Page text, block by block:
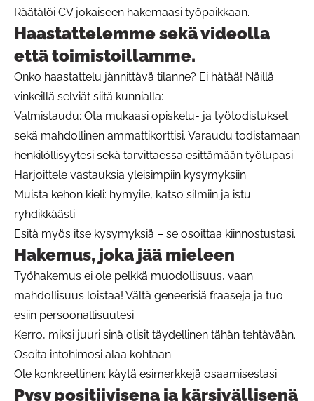
Räätälöi CV jokaiseen hakemaasi työpaikkaan.
Haastattelemme sekä videolla
että toimistoillamme.
Onko haastattelu jännittävä tilanne? Ei hätää! Näillä
vinkeillä selviät siitä kunnialla:
Valmistaudu: Ota mukaasi opiskelu- ja työtodistukset
sekä mahdollinen ammattikorttisi. Varaudu todistamaan
henkilöllisyytesi sekä tarvittaessa esittämään työlupasi.
Harjoittele vastauksia yleisimpiin kysymyksiin.
Muista kehon kieli: hymyile, katso silmiin ja istu
ryhdikkäästi.
Esitä myös itse kysymyksiä – se osoittaa kiinnostustasi.
Hakemus, joka jää mieleen
Työhakemus ei ole pelkkä muodollisuus, vaan
mahdollisuus loistaa! Vältä geneerisiä fraaseja ja tuo
esiin persoonallisuutesi:
Kerro, miksi juuri sinä olisit täydellinen tähän tehtävään.
Osoita intohimosi alaa kohtaan.
Ole konkreettinen: käytä esimerkkejä osaamisestasi.
Pysy positiivisena ja kärsivällisenä